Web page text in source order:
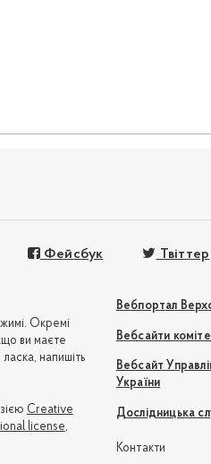
Фейсбук Твіттер
Вебпортал
Вебсайти
Вебсайт
України
Дослідницька
Контакти
Окремі
ви маєте
напишіть
Creative
license,